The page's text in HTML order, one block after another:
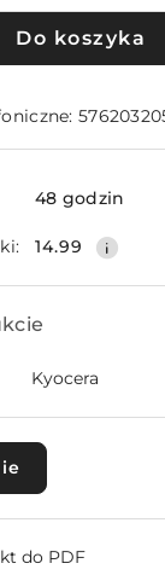
Do koszyka
48 godzin
14.99
Kyocera
do PDF